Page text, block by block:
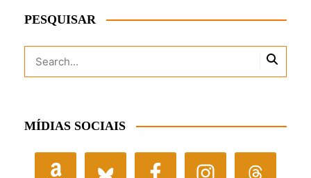
PESQUISAR
MÍDIAS SOCIAIS